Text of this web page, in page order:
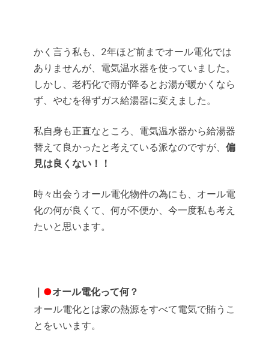
かく言う私も、2年ほど前までオール電化では
ありませんが、電気温水器を使っていました。
しかし、老朽化で雨が降るとお湯が暖かくなら
ず、やむを得ずガス給湯器に変えました。
私自身も正直なところ、電気温水器から給湯器
替えて良かったと考えている派なのですが、 偏
見は良くない！！
時々出会うオール電化物件の為にも、オール電
化の何が良くて、何が不便か、今一度私も考え
たいと思います。
｜ ●オール電化って何？
オール電化とは家の熱源をすべて電気で賄うこ
とをいいます。